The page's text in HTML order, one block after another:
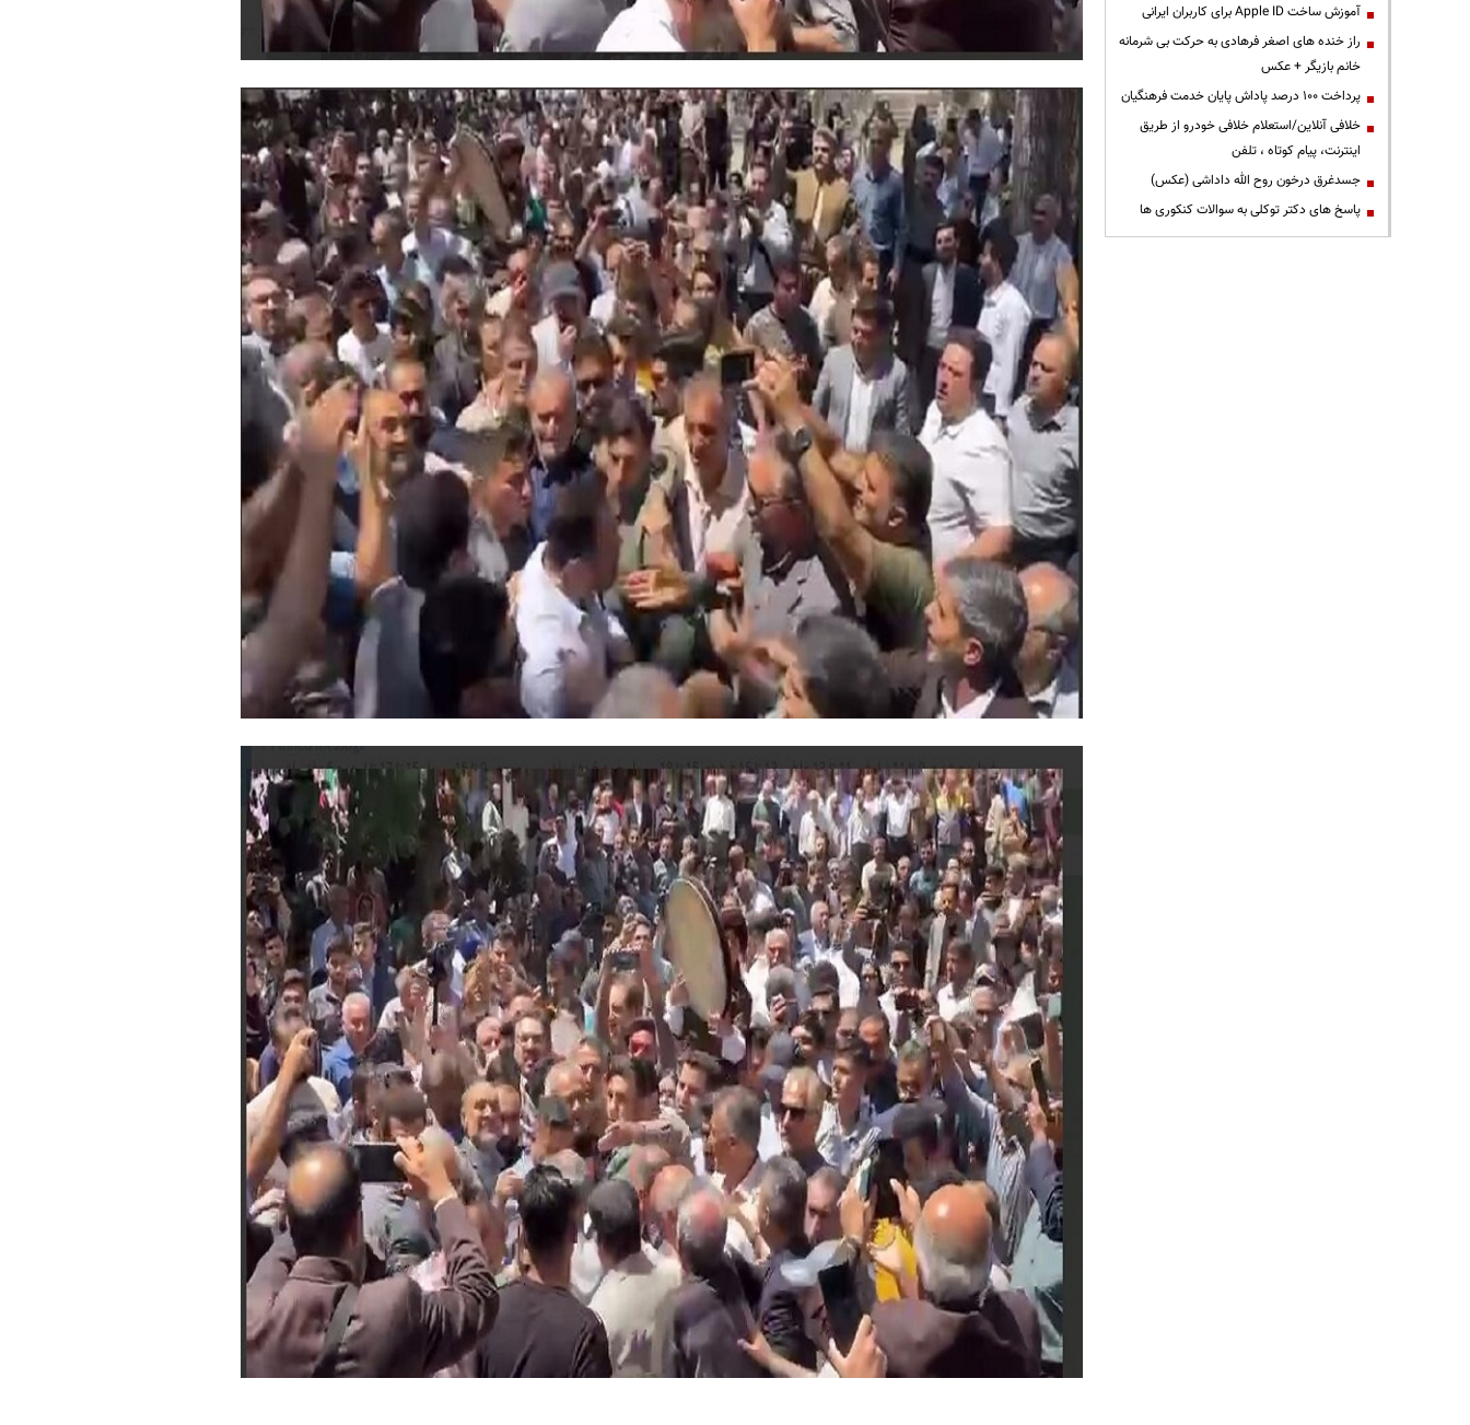
آموزش ساخت Apple ID برای کاربران ایرانی
راز خنده های اصغر فرهادی به حرکت بی شرمانه
خانم بازیگر + عکس
پرداخت ۱۰۰ درصد پاداش پایان خدمت فرهنگیان
خلافی آنلاین/استعلام خلافی خودرو از طریق
اینترنت، پیام کوتاه ، تلفن
جسدغرق درخون روح الله داداشی (عکس)
پاسخ های دکتر توکلی به سوالات کنکوری ها